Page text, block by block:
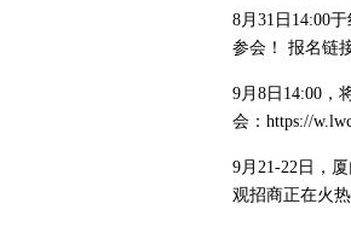
8月31日14:00
参会！ 报名链
9月8日14:00，
会：https://
9月21-22日，
观招商正在火